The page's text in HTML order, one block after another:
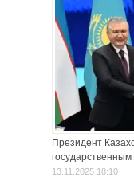
Президент
13.11.2025 18:10